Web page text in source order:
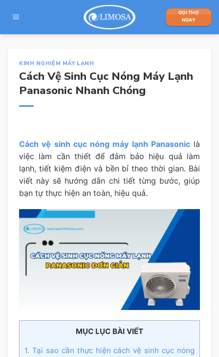
GỌI THỢ
NGAY
KINH NGHIỆM MÁY LẠNH
Cách Vệ Sinh Cục Nóng Máy Lạnh
Panasonic Nhanh Chóng
Cách vệ sinh cục nóng máy lạnh Panasoniclà
việc làm cần thiết để đảm bảo hiệu quả làm
lạnh, tiết kiệm điện và bền bỉ theo thời gian. Bài
viết này sẽ hướng dẫn chi tiết từng bước, giúp
bạn tự thực hiện an toàn, hiệu quả.
MỤC LỤC BÀI VIẾT
1. Tại sao cần thực hiện cách vệ sinh cục nóng